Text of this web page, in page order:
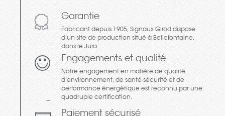
Garantie
Fabricant depuis 1905, Signaux Girod dispose
d’un site de production situé à Bellefontaine,
dans le Jura.
Engagements et qualité
Notre engagement en matière de qualité,
d’environnement, de santé-sécurité et de
performance énergétique est reconnu par une
quadruple certification.
Paiement sécurisé